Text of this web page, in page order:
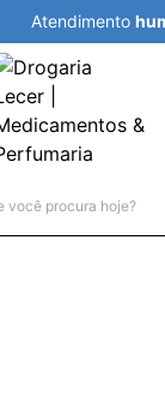
humanizado,